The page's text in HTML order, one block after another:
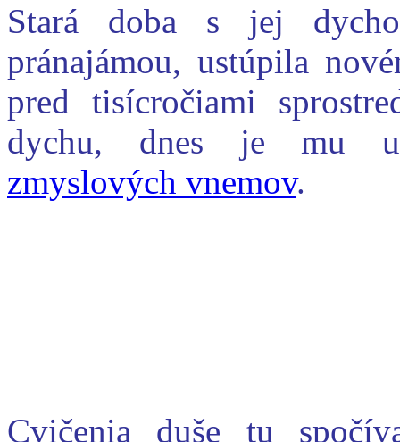
Stará doba s jej
pránajámou, ustúpila
pred tisícročiami
dychu, dnes je mu
zmyslových vnemov.
Cvičenia duše tu